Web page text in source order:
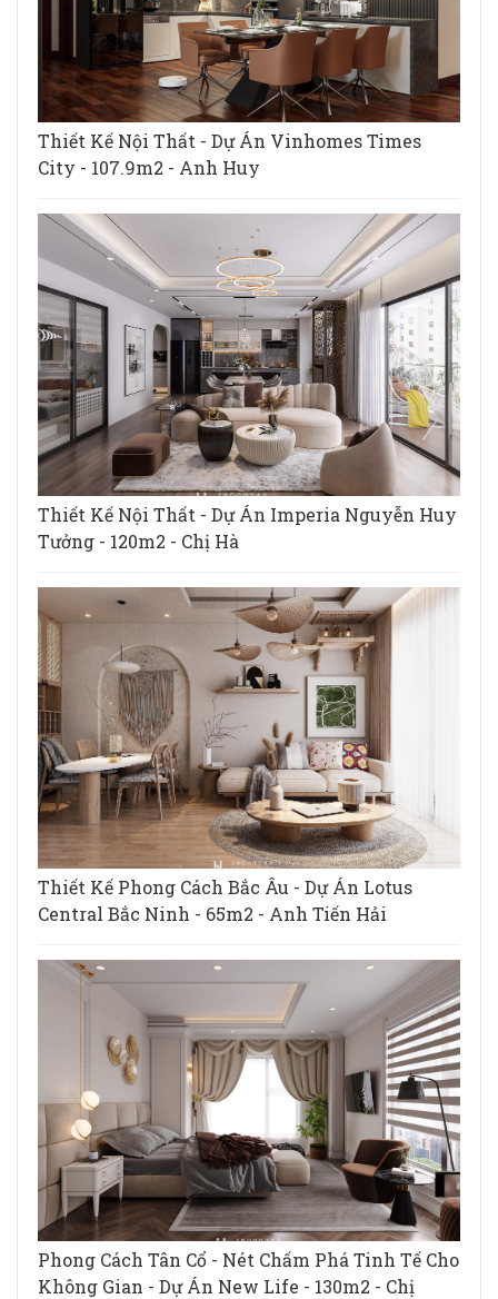
Thiết Kế Nội Thất - Dự Án Vinhomes Times
City - 107.9m2 - Anh Huy
Thiết Kế Nội Thất - Dự Án Imperia Nguyễn Huy
Tưởng - 120m2 - Chị Hà
Thiết Kế Phong Cách Bắc Âu - Dự Án Lotus
Central Bắc Ninh - 65m2 - Anh Tiến Hải
Phong Cách Tân Cổ - Nét Chấm Phá Tinh Tế Cho
Không Gian - Dự Án New Life - 130m2 - Chị